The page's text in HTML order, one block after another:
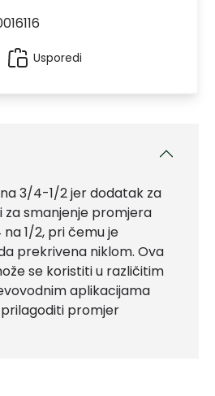
3/4-1/2 jer dodatak za
za smanjenje promjera
1/2, pri čemu je
prekrivena niklom. Ova
se koristiti u različitim
aplikacijama
promjer
Usporedi